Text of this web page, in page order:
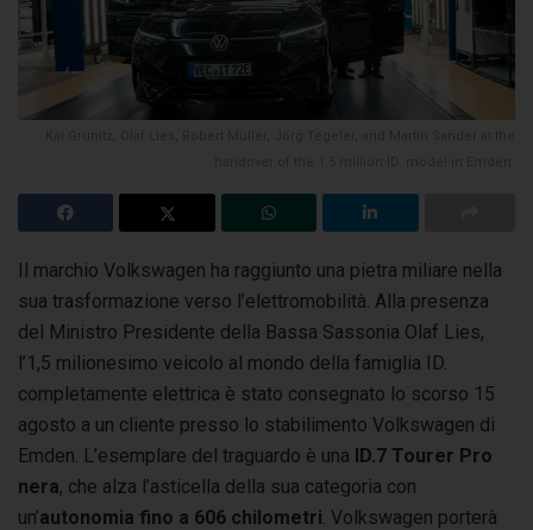
Il marchio Volkswagen ha raggiunto una pietra miliare nella
sua trasformazione verso l’elettromobilità. Alla presenza
del Ministro Presidente della Bassa Sassonia Olaf Lies,
l’1,5 milionesimo veicolo al mondo della famiglia ID.
completamente elettrica è stato consegnato lo scorso 15
agosto a un cliente presso lo stabilimento Volkswagen di
Emden. L’esemplare del traguardo è una ID.7 Tourer Pro
nera, che alza l’asticella della sua categoria con
un’autonomia fino a 606 chilometri . Volkswagen porterà